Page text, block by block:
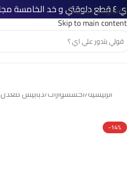
Skip to navigation
Skip to main content
خصم 5% عند الدفع الأونلاين
الرئيسية/اكسسوارات/دبابيس معدن
-14%